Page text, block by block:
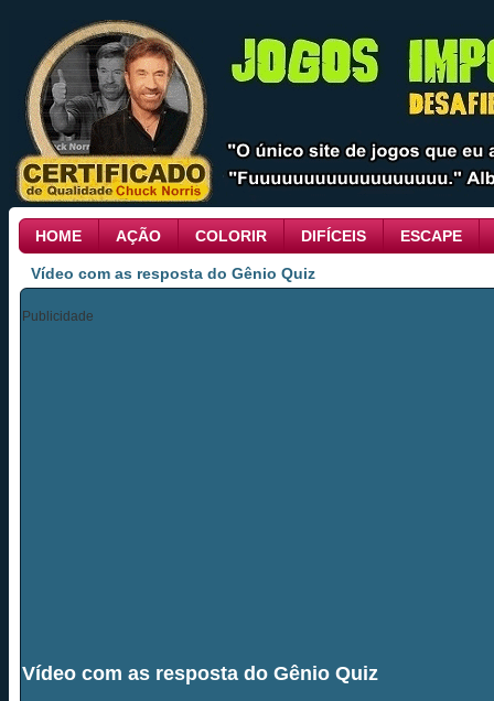
HOME AÇÃO COLORIR DIFÍCEIS ESCAPE
Vídeo com as resposta do Gênio Quiz
Publicidade
Vídeo com as resposta do Gênio Quiz